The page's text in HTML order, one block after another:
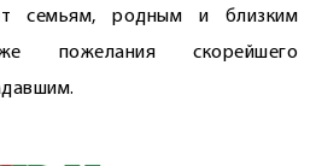
семьям, родным и близким
пожелания скорейшего